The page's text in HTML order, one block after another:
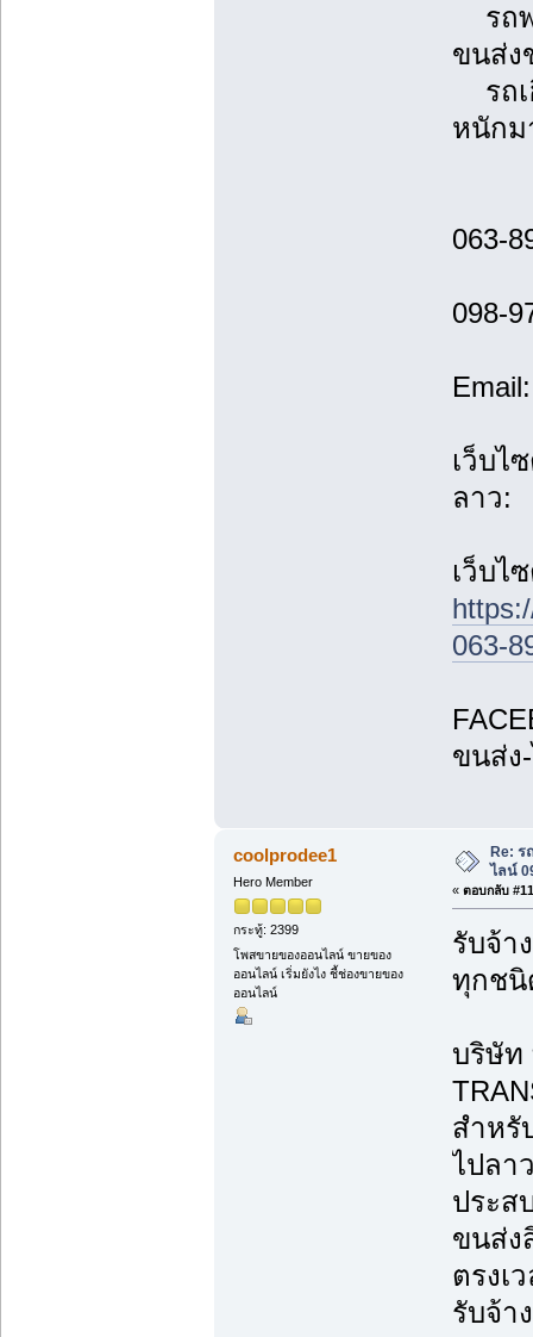
รถพ่
ขนส่ง
รถเ
หนักม
063-
098-
เว็บไ
ลาว:
เว็บไ
063-
ขนส่ง
coolprodee1
Hero Member
กระทู้: 2399
โพสขายของออนไลน์ ขายของ
ออนไลน์ เริ่มยังไง ชี้ช่องขายของ
ออนไลน์
Re: ร
ไลน์
« ตอบกลับ
รับจ้า
ทุกชนิ
บริษัท
สำหรั
ไปลา
ประส
ขนส่ง
ตรงเ
รับจ้า